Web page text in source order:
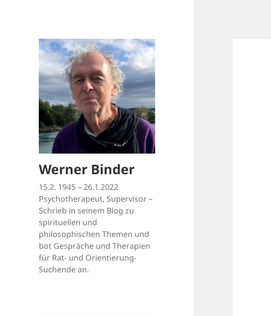
Werner Binder
15.2. 1945 – 26.1.2022
Psychotherapeut, Supervisor –
Schrieb in seinem Blog zu
spirituellen und
philosophischen Themen und
bot Gespräche und Therapien
für Rat- und Orientierung-
Suchende an.